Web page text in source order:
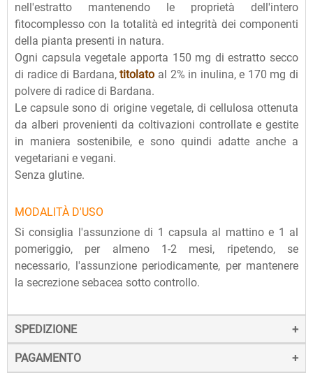
nell'estratto mantenendo le proprietà dell'intero
fitocomplesso con la totalità ed integrità dei componenti
della pianta presenti in natura.
Ogni capsula vegetale apporta 150 mg di estratto secco
di radice di Bardana,titolato al 2% in inulina, e 170 mg di
polvere di radice di Bardana.
Le capsule sono di origine vegetale, di cellulosa ottenuta
da alberi provenienti da coltivazioni controllate e gestite
in maniera sostenibile, e sono quindi adatte anche a
vegetariani e vegani.
Senza glutine.
MODALITÀ D'USO
Si consiglia l'assunzione di 1 capsula al mattino e 1 al
pomeriggio, per almeno 1-2 mesi, ripetendo, se
necessario, l'assunzione periodicamente, per mantenere
la secrezione sebacea sotto controllo.
SPEDIZIONE
La spedizione dei prodotti avviene entro 24 ore dall'ordine
PAGAMENTO